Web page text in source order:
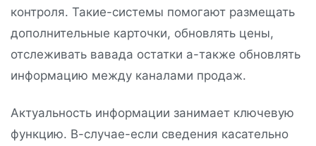
контроля. Такие-системы помогают размещать
дополнительные карточки, обновлять цены,
отслеживать вавада остатки а-также обновлять
информацию между каналами продаж.
Актуальность информации занимает ключевую
функцию. В-случае-если сведения касательно